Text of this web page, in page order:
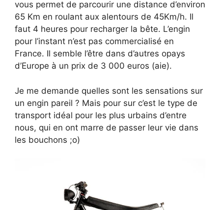
vous permet de parcourir une distance d’environ
65 Km en roulant aux alentours de 45Km/h. Il
faut 4 heures pour recharger la bête. L’engin
pour l’instant n’est pas commercialisé en
France. Il semble l’être dans d’autres opays
d’Europe à un prix de 3 000 euros (aie).
Je me demande quelles sont les sensations sur
un engin pareil ? Mais pour sur c’est le type de
transport idéal pour les plus urbains d’entre
nous, qui en ont marre de passer leur vie dans
les bouchons ;o)